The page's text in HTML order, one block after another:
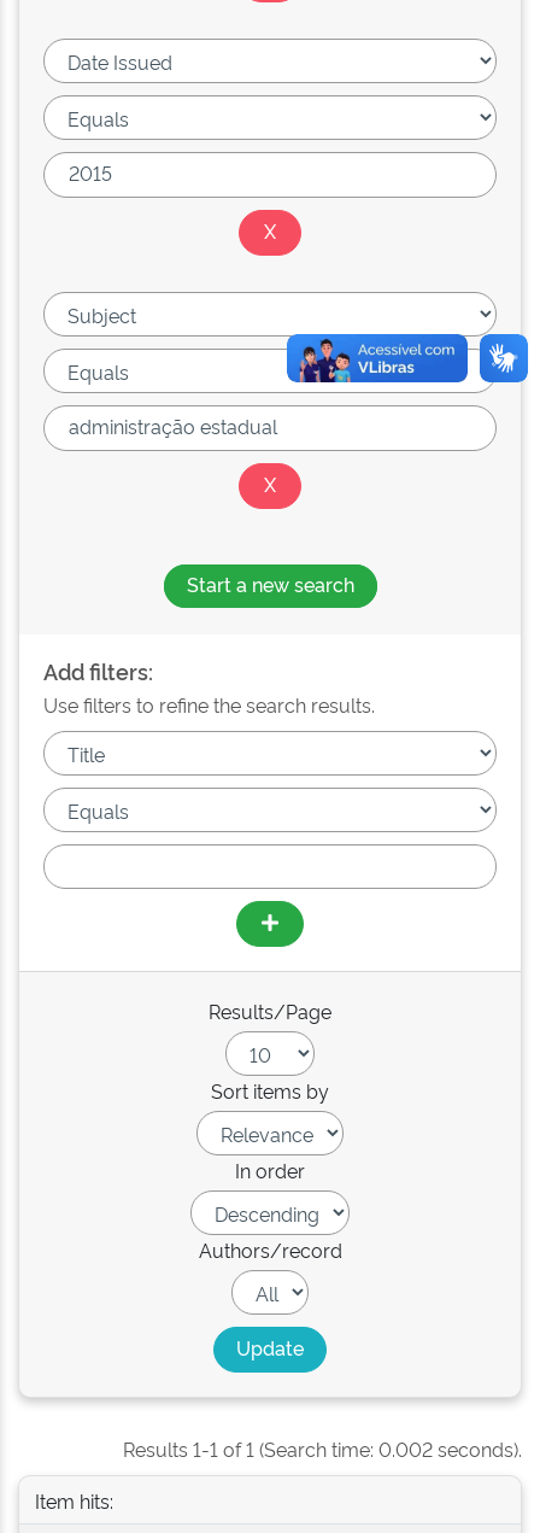
Start a new search
Add filters:
Use filters to refine the search results.
Results/Page
Sort items by
In order
Authors/record
Results 1-1 of 1 (Search time: 0.002 seconds).
Item hits: